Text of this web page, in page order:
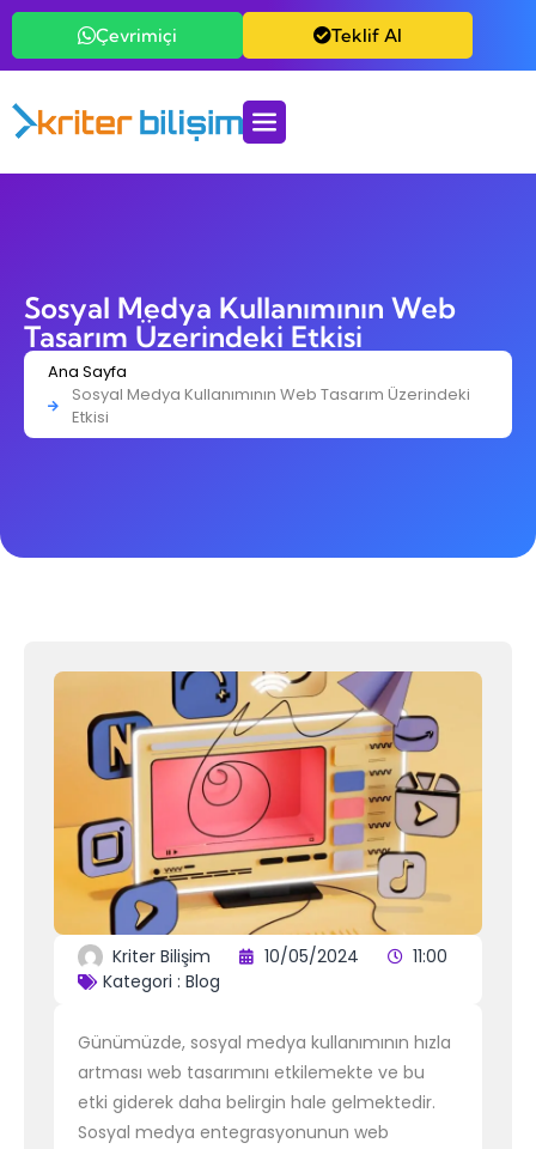
Çevrimiçi Teklif Al
Ana Sayfa
Sosyal Medya Kullanımının Web Tasarım Üzerindeki
Etkisi
Sosyal Medya Kullanımının Web
Tasarım Üzerindeki Etkisi
Kriter Bilişim 10/05/2024
11:00
Kategori : Blog
Günümüzde, sosyal medya kullanımının hızla
artması web tasarımını etkilemekte ve bu
etki giderek daha belirgin hale gelmektedir.
Sosyal medya entegrasyonunun web